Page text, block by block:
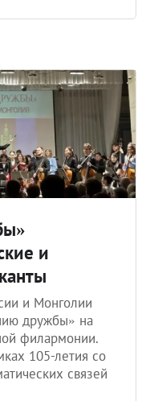
и
и Монголии
дружбы» на
филармонии.
105-летия со
связей